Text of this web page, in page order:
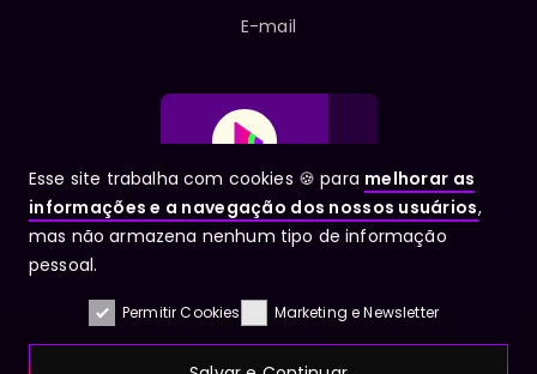
E-mail
Copyright © 2026
Esse site trabalha com cookies 🍪 para melhorar as
informações e a navegação dos nossos usuários,
mas não armazena nenhum tipo de informação
pessoal.
Permitir Cookies Marketing e Newsletter